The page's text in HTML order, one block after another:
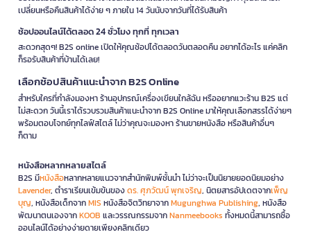
เปลี่ยนหรือคืนสินค้าได้ง่าย ๆ ภายใน 14 วันนับจากวันที่ได้รับสินค้า
ช้อปออนไลน์ได้ตลอด 24 ชั่วโมง ทุกที่ ทุกเวลา
สะดวกสุดๆ! B2S online เปิดให้คุณช้อปได้ตลอดวันตลอดคืน อยากได้อะไร แค่คลิก
ก็รอรับสินค้าที่บ้านได้เลย!
เลือกช้อปสินค้าแนะนำจาก B2S Online
สำหรับใครที่กำลังมองหา ร้านอุปกรณ์เครื่องเขียนใกล้ฉัน หรืออยากแวะร้าน B2S แต่
ไม่สะดวก วันนี้เราได้รวบรวมสินค้าแนะนำจาก B2S Online มาให้คุณเลือกสรรได้ง่ายๆ
พร้อมตอบโจทย์ทุกไลฟ์สไตล์ ไม่ว่าคุณจะมองหา ร้านขายหนังสือ หรือสินค้าอื่นๆ
ก็ตาม
หนังสือหลากหลายสไตล์
B2S มีหนังสือหลากหลายแนวจากสำนักพิมพ์ชั้นนำ ไม่ว่าจะเป็นนิยายยอดนิยมอย่าง
Lavender, ตำราเรียนเข้มข้นของดร. ศุภวัฒน์ พุกเจริญ, นิตยสารอัปเดตจากเพ็ญ
บุญ, หนังสือเด็กจากMIS หนังสือจิตวิทยาจากMugunghwa Publishing, หนังสือ
พัฒนาตนเองจากKOOB และวรรณกรรมจากNanmeebooks ทั้งหมดนี้สามารถซื้อ
ออนไลน์ได้อย่างง่ายดายเพียงคลิกเดียว